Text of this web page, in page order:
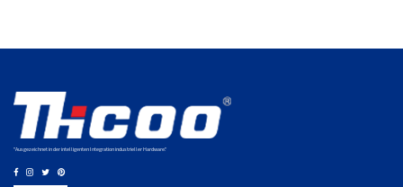
"Ausgezeichnet in der intelligenten Integration industrieller Hardware."